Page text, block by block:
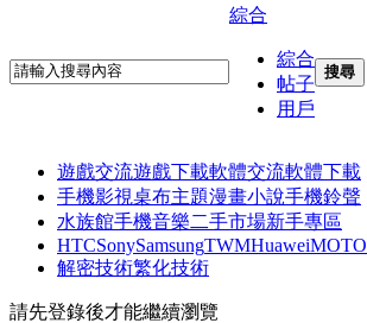
綜合
綜合
帖子
用戶
搜尋
遊戲交流遊戲下載軟體交流軟體下載
手機影視桌布主題漫畫小說手機鈴聲
水族館手機音樂二手市場新手專區
HTCSonySamsungTWMHuaweiMOTO
解密技術繁化技術
請先登錄後才能繼續瀏覽